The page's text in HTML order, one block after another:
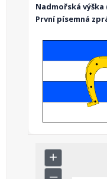
Nadmořská výška
První písemná